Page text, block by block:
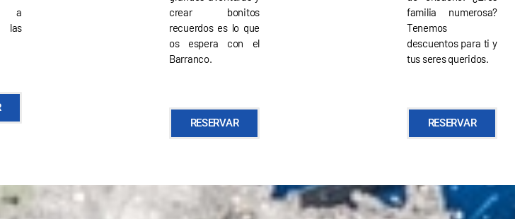
a
las
crear bonitos
recuerdos es lo que
os espera con el
Barranco.
RESERVAR
familia numerosa?
Tenemos
descuentos para ti y
tus seres queridos.
RESERVAR